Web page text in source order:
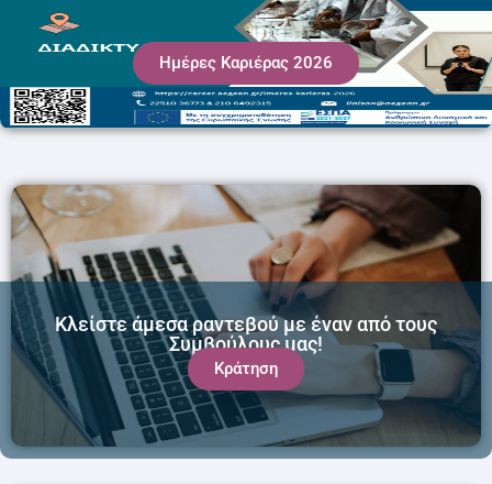
Ημέρες Καριέρας 2026
Κράτηση
Κλείστε άμεσα ραντεβού με έναν από τους
Συμβούλους μας!